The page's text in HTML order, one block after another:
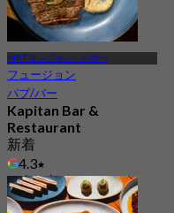
MRT タンジョン・パガー
フュージョン
パブ/バー
Kapitan Bar &
Restaurant
新着
4.3
からS$ 35